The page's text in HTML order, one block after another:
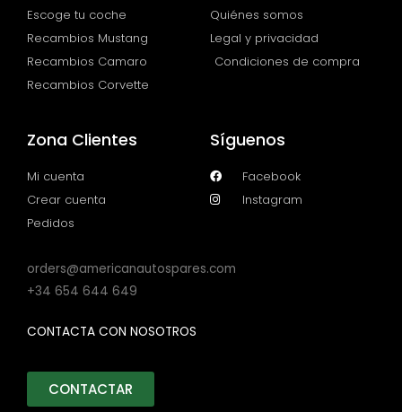
Escoge tu coche
Recambios Mustang
Recambios Camaro
Recambios Corvette
Quiénes somos
Legal y privacidad
Condiciones de compra
Zona Clientes
Mi cuenta
Crear cuenta
Pedidos
Síguenos
Facebook
Instagram
orders@americanautospares.com
+34 654 644 649
CONTACTA CON NOSOTROS
CONTACTAR